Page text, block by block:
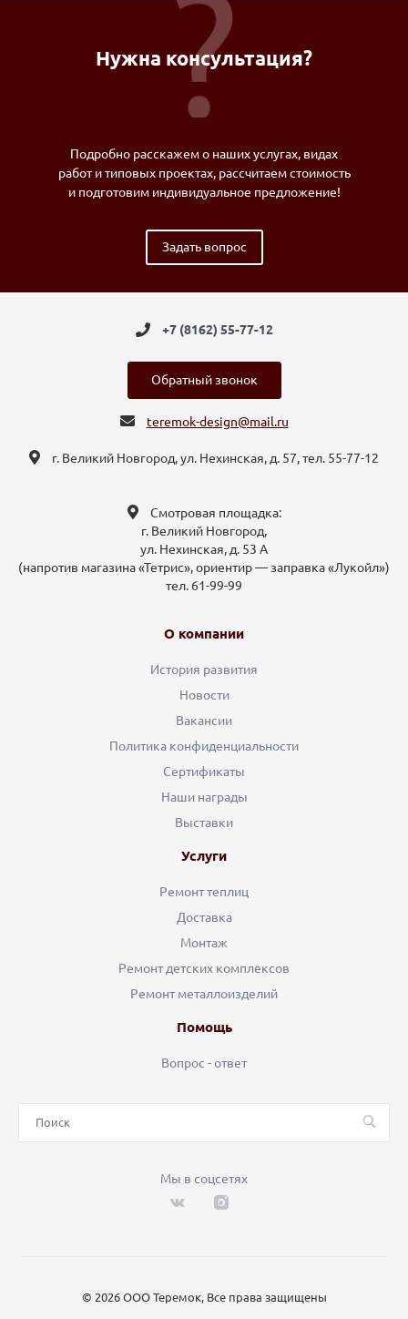
Нужна консультация?
Подробно расскажем о наших услугах, видах
работ и типовых проектах, рассчитаем стоимость
и подготовим индивидуальное предложение!
Задать вопрос
+7 (8162) 55-77-12
Обратный звонок
teremok-design@mail.ru
г. Великий Новгород, ул. Нехинская, д. 57, тел. 55-77-12
Смотровая площадка:
г. Великий Новгород,
ул. Нехинская, д. 53 А
(напротив магазина «Тетрис», ориентир — заправка «Лукойл»)
тел. 61-99-99
О компании
История развития
Новости
Вакансии
Политика конфиденциальности
Сертификаты
Наши награды
Выставки
Услуги
Ремонт теплиц
Доставка
Монтаж
Ремонт детских комплексов
Ремонт металлоизделий
Помощь
Вопрос - ответ
Мы в соцсетях
© 2026 ООО Теремок, Все права защищены